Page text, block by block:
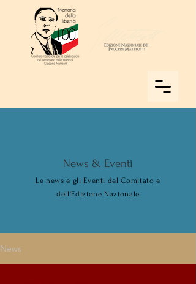
News & Eventi
Le news e gli Eventi del Comitato e
dell'Edizione Nazionale
News